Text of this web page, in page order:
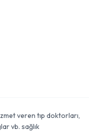
veren tıp doktorları,
vb. sağlık